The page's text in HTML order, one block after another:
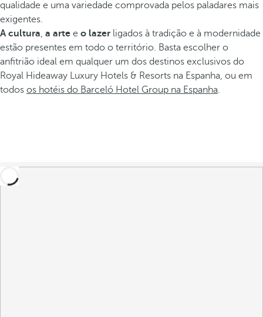
qualidade e uma variedade comprovada pelos paladares mais
exigentes.
A cultura, a arte e o lazer ligados à tradição e à modernidade
estão presentes em todo o território. Basta escolher o
anfitrião ideal em qualquer um dos destinos exclusivos do
Royal Hideaway Luxury Hotels & Resorts na Espanha, ou em
todos os hotéis do Barceló Hotel Group na Espanha.